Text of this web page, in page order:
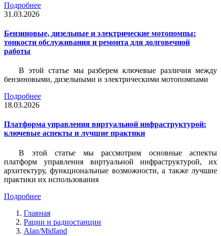
Подробнее
31.03.2026
Бензиновые, дизельные и электрические мотопомпы:
тонкости обслуживания и ремонта для долговечной
работы
В этой статье мы разберем ключевые различия между
бензиновыми, дизельными и электрическими мотопомпами
Подробнее
18.03.2026
Платформа управления виртуальной инфраструктурой:
ключевые аспекты и лучшие практики
В этой статье мы рассмотрим основные аспекты
платформ управления виртуальной инфраструктурой, их
архитектуру, функциональные возможности, а также лучшие
практики их использования
Подробнее
Главная
Рации и радиостанции
Alan/Midland